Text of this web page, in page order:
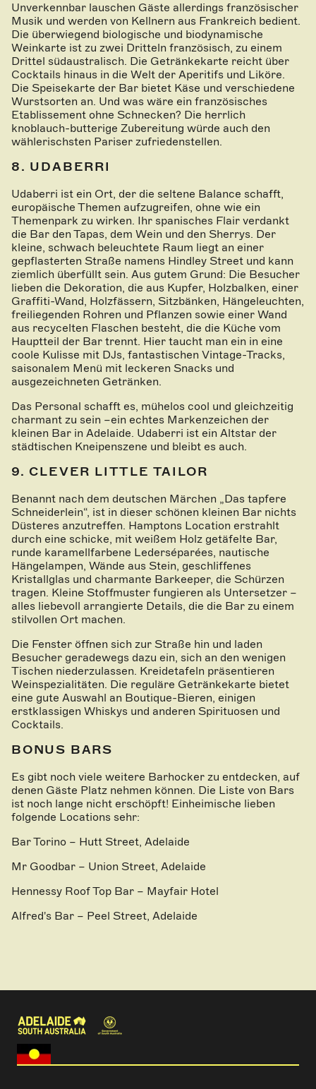
Unverkennbar lauschen Gäste allerdings französischer
Musik und werden von Kellnern aus Frankreich bedient.
Die überwiegend biologische und biodynamische
Weinkarte ist zu zwei Dritteln französisch, zu einem
Drittel südaustralisch. Die Getränkekarte reicht über
Cocktails hinaus in die Welt der Aperitifs und Liköre.
Die Speisekarte der Bar bietet Käse und verschiedene
Wurstsorten an. Und was wäre ein französisches
Etablissement ohne Schnecken? Die herrlich
knoblauch-butterige Zubereitung würde auch den
wählerischsten Pariser zufriedenstellen.
8. UDABERRI
Udaberri ist ein Ort, der die seltene Balance schafft,
europäische Themen aufzugreifen, ohne wie ein
Themenpark zu wirken. Ihr spanisches Flair verdankt
die Bar den Tapas, dem Wein und den Sherrys. Der
kleine, schwach beleuchtete Raum liegt an einer
gepflasterten Straße namens Hindley Street und kann
ziemlich überfüllt sein. Aus gutem Grund: Die Besucher
lieben die Dekoration, die aus Kupfer, Holzbalken, einer
Graffiti-Wand, Holzfässern, Sitzbänken, Hängeleuchten,
freiliegenden Rohren und Pflanzen sowie einer Wand
aus recycelten Flaschen besteht, die die Küche vom
Hauptteil der Bar trennt. Hier taucht man ein in eine
coole Kulisse mit DJs, fantastischen Vintage-Tracks,
saisonalem Menü mit leckeren Snacks und
ausgezeichneten Getränken.
Das Personal schafft es, mühelos cool und gleichzeitig
charmant zu sein –ein echtes Markenzeichen der
kleinen Bar in Adelaide. Udaberri ist ein Altstar der
städtischen Kneipenszene und bleibt es auch.
9. CLEVER LITTLE TAILOR
Benannt nach dem deutschen Märchen „Das tapfere
Schneiderlein“, ist in dieser schönen kleinen Bar nichts
Düsteres anzutreffen. Hamptons Location erstrahlt
durch eine schicke, mit weißem Holz getäfelte Bar,
runde karamellfarbene Lederséparées, nautische
Hängelampen, Wände aus Stein, geschliffenes
Kristallglas und charmante Barkeeper, die Schürzen
tragen. Kleine Stoffmuster fungieren als Untersetzer –
alles liebevoll arrangierte Details, die die Bar zu einem
stilvollen Ort machen.
Die Fenster öffnen sich zur Straße hin und laden
Besucher geradewegs dazu ein, sich an den wenigen
Tischen niederzulassen. Kreidetafeln präsentieren
Weinspezialitäten. Die reguläre Getränkekarte bietet
eine gute Auswahl an Boutique-Bieren, einigen
erstklassigen Whiskys und anderen Spirituosen und
Cocktails.
BONUS BARS
Es gibt noch viele weitere Barhocker zu entdecken, auf
denen Gäste Platz nehmen können. Die Liste von Bars
ist noch lange nicht erschöpft! Einheimische lieben
folgende Locations sehr:
Bar Torino – Hutt Street, Adelaide
Mr Goodbar – Union Street, Adelaide
Hennessy Roof Top Bar – Mayfair Hotel
Alfred's Bar – Peel Street, Adelaide